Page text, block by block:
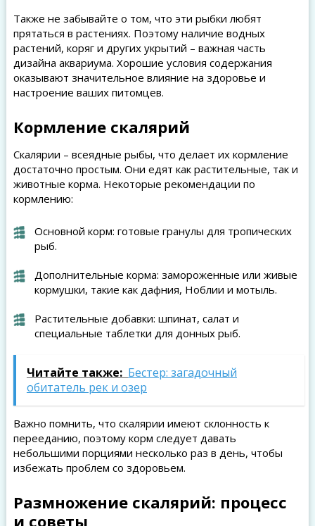
Также не забывайте о том, что эти рыбки любят
прятаться в растениях. Поэтому наличие водных
растений, коряг и других укрытий – важная часть
дизайна аквариума. Хорошие условия содержания
оказывают значительное влияние на здоровье и
настроение ваших питомцев.
Кормление скалярий
Скалярии – всеядные рыбы, что делает их кормление
достаточно простым. Они едят как растительные, так и
животные корма. Некоторые рекомендации по
кормлению:
Основной корм: готовые гранулы для тропических
рыб.
Дополнительные корма: замороженные или живые
кормушки, такие как дафния, Ноблии и мотыль.
Растительные добавки: шпинат, салат и
специальные таблетки для донных рыб.
Читайте также: Бестер: загадочный
обитатель рек и озер
Важно помнить, что скалярии имеют склонность к
перееданию, поэтому корм следует давать
небольшими порциями несколько раз в день, чтобы
избежать проблем со здоровьем.
Размножение скалярий: процесс
и советы